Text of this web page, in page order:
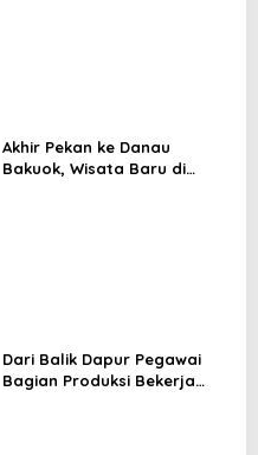
Akhir Pekan ke Danau
Bakuok, Wisata Baru di
Dari Balik Dapur Pegawai
Bagian Produksi Bekerja